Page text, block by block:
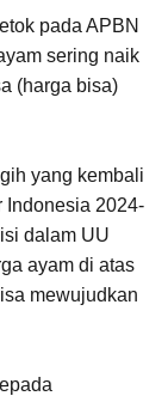
pada APBN
sering naik
(harga bisa)
yang kembali
Indonesia 2024-
dalam UU
ayam di atas
mewujudkan